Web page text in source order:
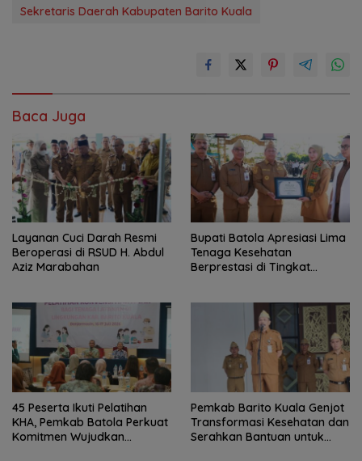
Sekretaris Daerah Kabupaten Barito Kuala
Baca Juga
Layanan Cuci Darah Resmi
Beroperasi di RSUD H. Abdul
Aziz Marabahan
Bupati Batola Apresiasi Lima
Tenaga Kesehatan
Berprestasi di Tingkat
45 Peserta Ikuti Pelatihan
KHA, Pemkab Batola Perkuat
Komitmen Wujudkan
Pemkab Barito Kuala Genjot
Transformasi Kesehatan dan
Serahkan Bantuan untuk